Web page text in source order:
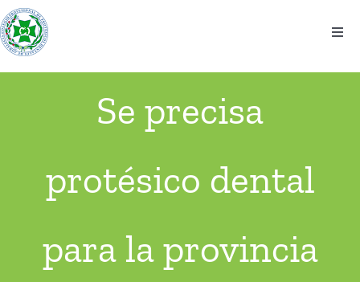
Saltar
al
contenido
El colegio
Información
Noticias
Se precisa
protésico dental
para la provincia